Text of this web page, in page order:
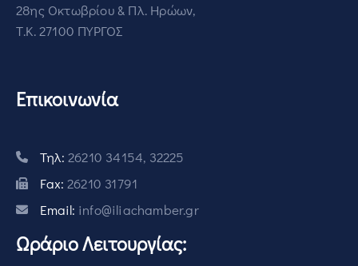
28ης Οκτωβρίου & Πλ. Ηρώων,
Τ.Κ. 27100 ΠΥΡΓΟΣ
Επικοινωνία
Τηλ: 26210 34154, 32225
Fax: 26210 31791
Email: info@iliachamber.gr
Ωράριο Λειτουργίας: